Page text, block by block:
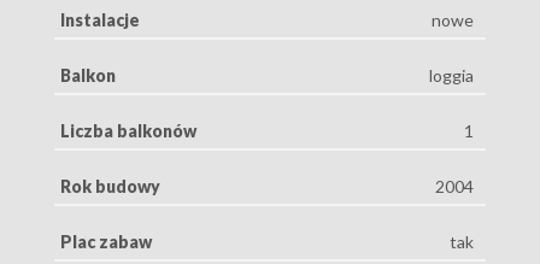
Instalacje nowe
Balkon loggia
Liczba balkonów 1
Rok budowy 2004
Plac zabaw tak